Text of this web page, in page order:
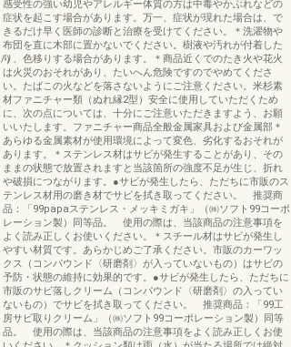
）
感受性の強い幼児やアレルギー体質の方は中毒やかぶれなどの
症状を起こす場合があります。万一、症状が現れた場合は、で
きるだけ早く医師の診断と治療を受けてください。＊洗濯物や
布団を直に木部に置かないでください。樹液や汚れが付着した
り、色移りする場合があります。＊商品近くでのたき火や花火
は火災のおそれがあり、たいへん危険ですのでやめてくださ
い。たばこの火などを落さないようにご注意ください。米杉素
材ファニチャー類（ぬれ縁2型）安全に使用していただくため
に、次の点については、十分にご注意いただきますよう、お願
いいたします。ファニチャー商品全般金属家具および金属部＊
あらゆる金属素材が使用環境によって変色、劣化するおそれが
あります。＊ステンレス材はサビが発生することがあり、その
ままの状態で放置されますと当該箇所の強度不足が生じ、折れ
や破損につながります。●サビが発生したら、ただちに市販のス
テンレス材用の磨き材でサビを拭き取ってください。 推奨商
品：「99papaステンレス・メッキミガキ」（㈱ソフト99コーポ
レーション製）同等品。 使用の際は、当該商品の注意事項を
よく読み正しくお使いください。＊スチール材はサビが発生し
やすい材質です。あらかじめご了承ください。市販のカーワッ
クス（コンパウンド〈研磨剤〉が入っていないもの）はサビの
予防・状態の維持に効果的です。●サビが発生したら、ただちに
市販のサビ落しクリーム（コンパウンド〈研磨剤〉の入ってい
ないもの）でサビを拭き取ってください。 推奨商品：「99工
房サビ取りクリーム」（㈱ソフト99コーポレーション製）同等
品。 使用の際は、当該商品の注意事項をよく読み正しくお使